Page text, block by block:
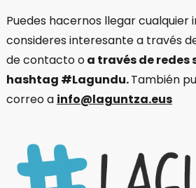
Puedes hacernos llegar cualquier
consideres interesante a través
de contacto oa través de redes
hashtag #Lagundu.También
correo a info@laguntza.eus